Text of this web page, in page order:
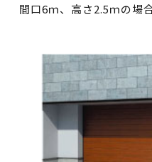
間口6ｍ、高さ2.5ｍの場